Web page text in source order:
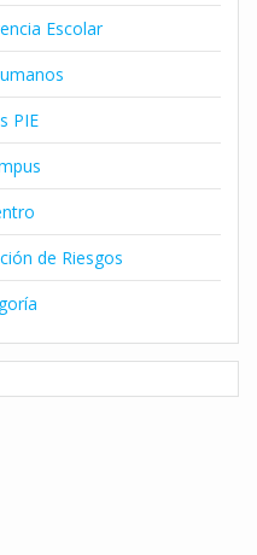
Escolar
PIE
de Riesgos